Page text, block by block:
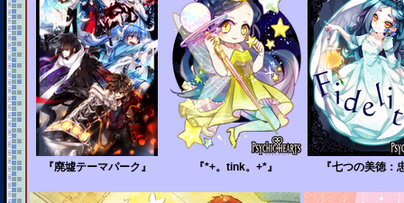
『廃墟テーマパーク』 『*+。tink。+*』 『七つの美徳：